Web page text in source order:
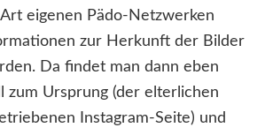
eigenen Pädo-Netzwerken
zur Herkunft der Bilder
Da findet man dann eben
zum Ursprung (der elterlichen
Instagram-Seite) und